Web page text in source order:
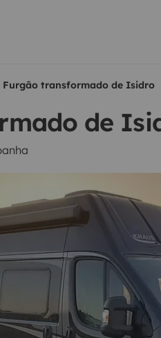
Furgão transformado de Isidro
de